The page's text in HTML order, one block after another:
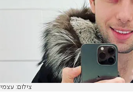
צילום: עצמי